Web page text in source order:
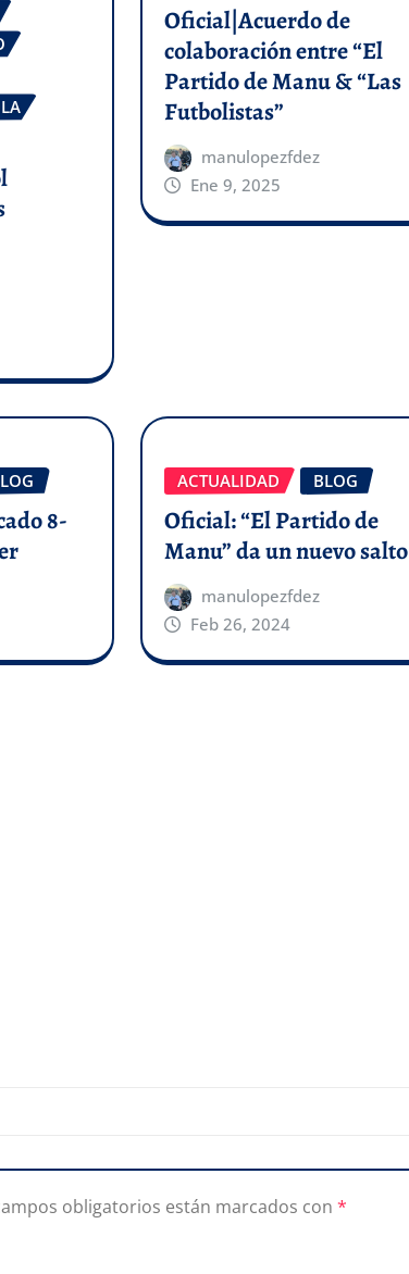
Oficial|Acuerdo de
colaboración entre “El
Partido de Manu & “Las
Futbolistas”
manulopezfdez
Ene 9, 2025
8-
ACTUALIDAD BLOG
Oficial: “El Partido de
Manu” da un nuevo salto
manulopezfdez
Feb 26, 2024
obligatorios están marcados con *